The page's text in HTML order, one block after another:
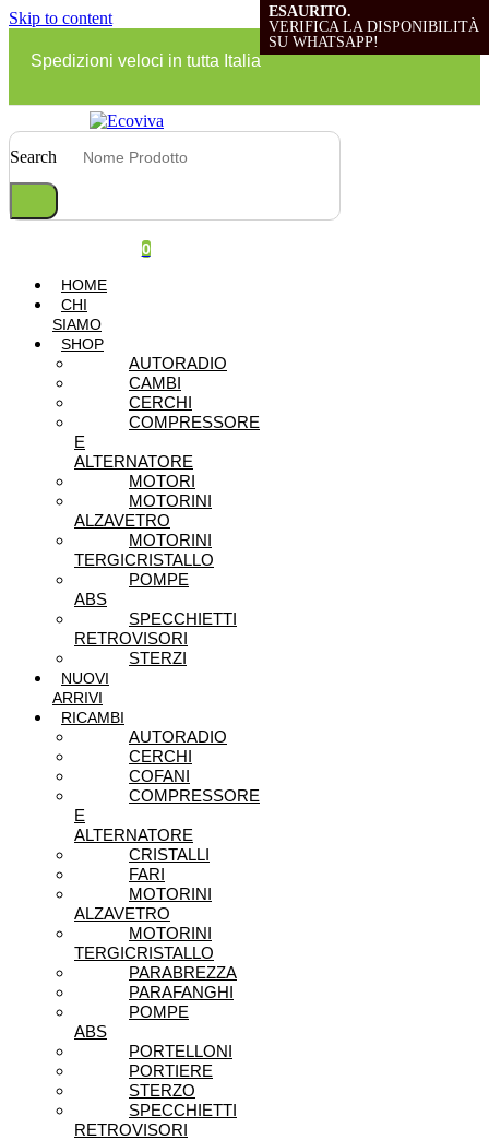
Skip to content
Spedizioni veloci in tutta Italia
Search
0
HOME
CHI
SIAMO
SHOP
AUTORADIO
CAMBI
CERCHI
COMPRESSORE
E
ALTERNATORE
MOTORI
MOTORINI
ALZAVETRO
MOTORINI
TERGICRISTALLO
POMPE
ABS
SPECCHIETTI
RETROVISORI
STERZI
NUOVI
ARRIVI
RICAMBI
AUTORADIO
CERCHI
COFANI
COMPRESSORE
E
ALTERNATORE
CRISTALLI
FARI
MOTORINI
ALZAVETRO
MOTORINI
TERGICRISTALLO
PARABREZZA
PARAFANGHI
POMPE
ABS
PORTELLONI
PORTIERE
STERZO
SPECCHIETTI
RETROVISORI
ESAURITO.
VERIFICA LA DISPONIBILITÀ
SU WHATSAPP!
ESAURITO.
VERIFICA LA DISPONIBILITÀ
SU WHATSAPP!
ESAURITO.
VERIFICA LA DISPONIBILITÀ
SU WHATSAPP!
ESAURITO.
VERIFICA LA DISPONIBILITÀ
SU WHATSAPP!
ESAURITO.
VERIFICA LA DISPONIBILITÀ
SU WHATSAPP!